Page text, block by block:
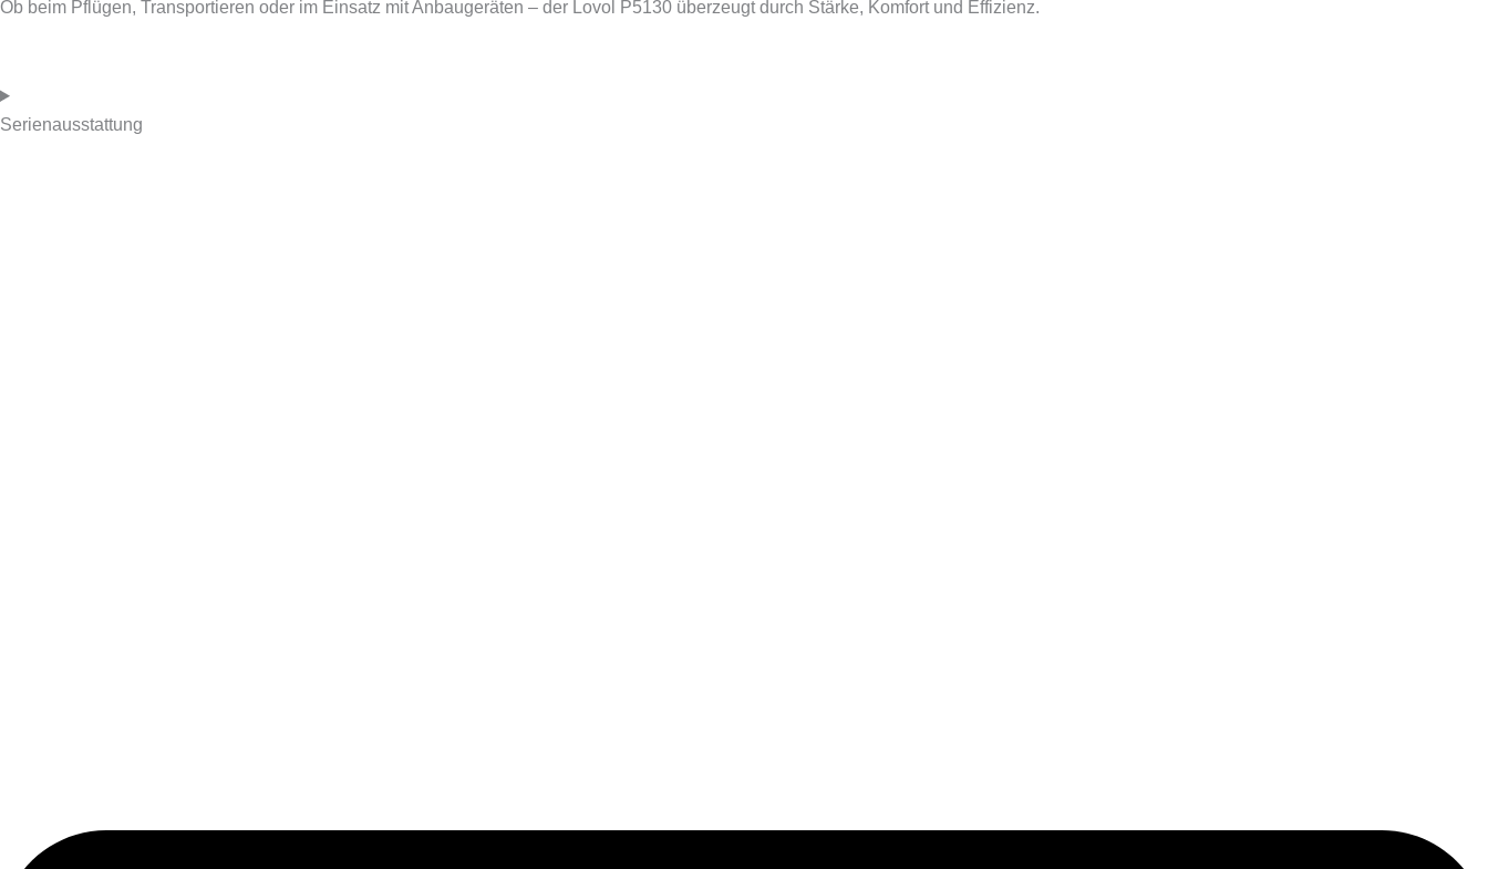
Ob beim Pflügen, Transportieren oder im Einsatz mit Anbaugeräten – der Lovol P5130 überzeugt durch Stärke, Komfort und Effizienz.
Serienausstattung